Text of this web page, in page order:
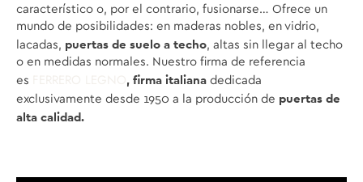
característico o, por el contrario, fusionarse… Ofrece un
mundo de posibilidades: en maderas nobles, en vidrio,
lacadas, puertas de suelo a techo, altas sin llegar al techo
o en medidas normales. Nuestro firma de referencia
es
, firma italiana dedicada
exclusivamente desde 1950 a la producción de puertas de
alta calidad.